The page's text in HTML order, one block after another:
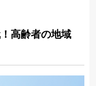
高齢者の地域